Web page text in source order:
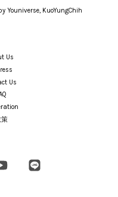
Youniverse, KuoYungChih
Us
Us
YouTube